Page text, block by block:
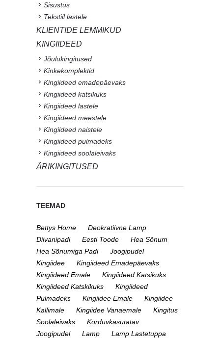
Sisustus
Tekstiil lastele
KLIENTIDE LEMMIKUD
KINGIIDEED
Jõulukingitused
Kinkekomplektid
Kingiideed emadepäevaks
Kingiideed katsikuks
Kingiideed lastele
Kingiideed meestele
Kingiideed naistele
Kingiideed pulmadeks
Kingiideed soolaleivaks
ÄRIKINGITUSED
TEEMAD
Bettys Home
Deokratiivne Lamp
Diivanipadi
Eesti Toode
Hea Sõnum
Hea Sõnumiga Padi
Joogipudel
Kingiidee
Kingiideed Emadepäevaks
Kingiideed Emale
Kingiideed Katsikuks
Kingiideed Katskikuks
Kingiideed
Pulmadeks
Kingiidee Emale
Kingiidee
Kallimale
Kingiidee Vanaemale
Kingitus
Soolaleivaks
Korduvkasutatav
Joogipudel
Lamp
Lamp Lastetuppa